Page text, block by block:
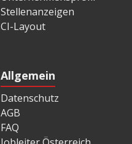
Stellenanzeigen
CI-Layout
Allgemein
Datenschutz
AGB
FAQ